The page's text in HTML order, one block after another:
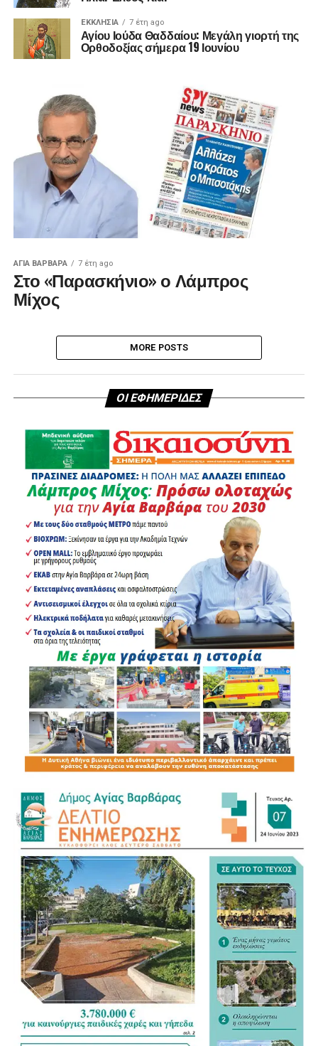
ΕΚΚΛΗΣΊΑ 7 έτη ago
Αγίου Ιούδα Θαδδαίου: Μεγάλη γιορτή της
Ορθοδοξίας σήμερα 19 Ιουνίου
ΑΓΙΑ ΒΑΡΒΑΡΑ 7 έτη ago
Στο «Παρασκήνιο» ο Λάμπρος
Μίχος
MORE POSTS
ΟΙ ΕΦΗΜΕΡΙΔΕΣ